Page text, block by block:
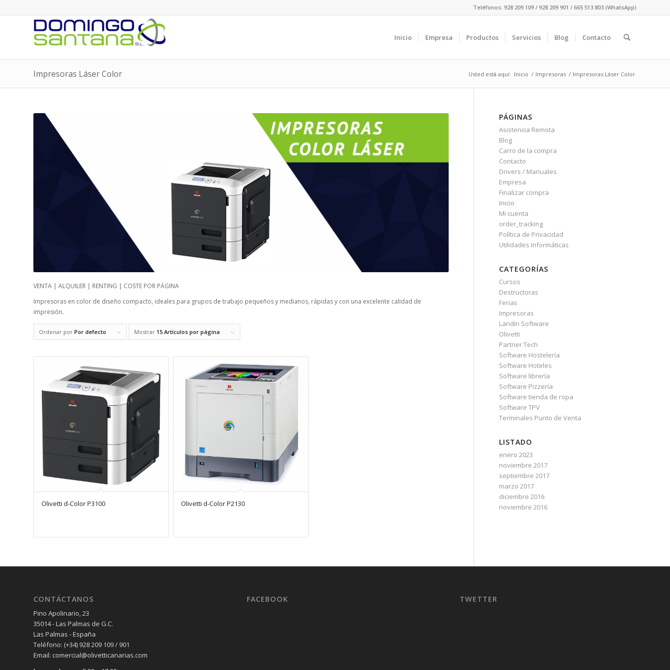
Teléfonos: 928 209 109 / 928 209 901 / 665 513 803 (WhatsApp)
Inicio Empresa Productos Servicios Blog Contacto
Impresoras Láser Color Usted está aquí: Inicio / Impresoras / Impresoras Láser Color
VENTA | ALQUILER | RENTING | COSTE POR PÁGINA
Impresoras en color de diseño compacto, ideales para grupos de trabajo pequeños y medianos, rápidas y con una excelente calidad de
impresión.
Ordenar por Por defecto Mostrar 15 Artículos por página
Olivetti d-Color P3100 Olivetti d-Color P2130
PÁGINAS
Asistencia Remota
Blog
Carro de la compra
Contacto
Drivers / Manuales
Empresa
Finalizar compra
Inicio
Mi cuenta
order_tracking
Política de Privacidad
Utilidades Informáticas
CATEGORÍAS
Cursos
Destructoras
Ferias
Impresoras
Landín Software
Olivetti
Partner Tech
Software Hostelería
Software Hoteles
Software librería
Software Pizzería
Software tienda de ropa
Software TPV
Terminales Punto de Venta
LISTADO
enero 2023
noviembre 2017
septiembre 2017
marzo 2017
diciembre 2016
noviembre 2016
CONTÁCTANOS
Pino Apolinario, 23
35014 - Las Palmas de G.C.
Las Palmas - España
Teléfono: (+34) 928 209 109 / 901
Email: comercial@olivetticanarias.com
FACEBOOK TWETTER